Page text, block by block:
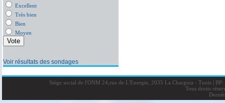
Excellent
Très bien
Bien
Moyen
Voir résultats des sondages
Siège social de l'ONM 24,rue de L'Energie, 2035 La Charguia - Tunis |BP:
Tous droits